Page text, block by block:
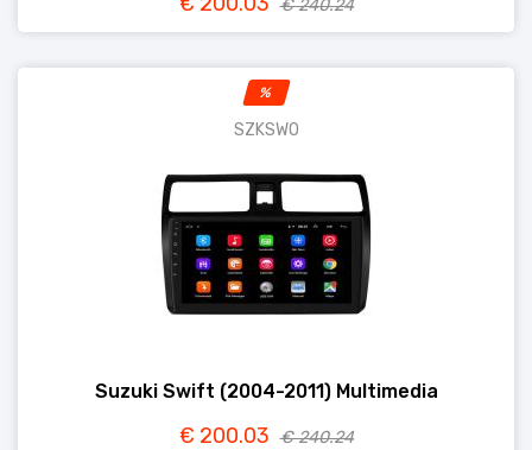
€ 240.24
%
SZKSWO
Suzuki Swift (2004-2011) Multimedia
€ 200.03 € 240.24